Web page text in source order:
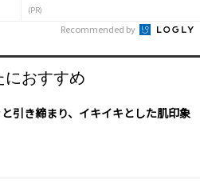
(PR)
Recommended by
におすすめ
引き締まり、イキイキとした肌印象